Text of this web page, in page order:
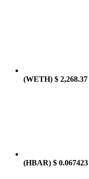
(WETH) $ 2,268.37
(HBAR) $ 0.067423